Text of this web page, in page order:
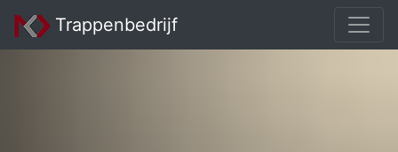
Trappenbedrijf